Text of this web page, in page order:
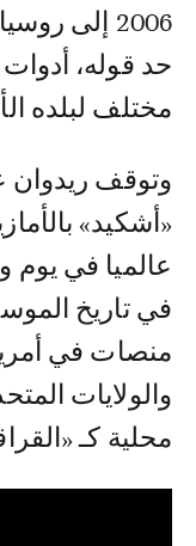
2006 إلى
حد قوله،
مختلف لبلده
وتوقف ريدوان
عالميا في
في تاريخ
منصات في
والولايات
محلية كـ